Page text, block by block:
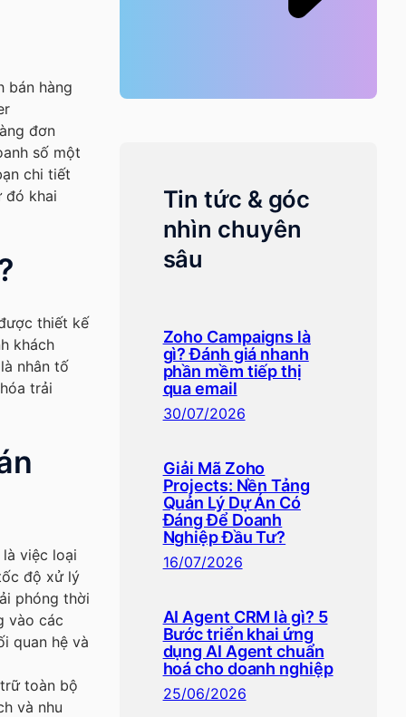
bán hàng
đơn
số một
chi tiết
đó khai
thiết kế
khách
nhân tố
trải
việc loại
độ xử lý
phóng thời
vào các
quan hệ và
toàn bộ
và nhu
Tin tức & góc
nhìn chuyên
sâu
Zoho Campaigns là
gì? Đánh giá nhanh
phần mềm tiếp thị
qua email
30/07/2026
Giải Mã Zoho
Projects: Nền Tảng
Quản Lý Dự Án Có
Đáng Để Doanh
Nghiệp Đầu Tư?
16/07/2026
AI Agent CRM là gì? 5
Bước triển khai ứng
dụng AI Agent chuẩn
hoá cho doanh nghiệp
25/06/2026